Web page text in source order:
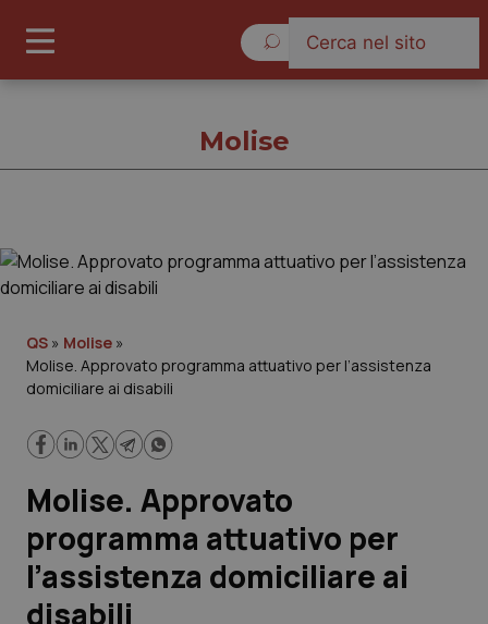
Governo e Parlamento
Regioni e Asl
Lavoro e Professioni
Scienza e Farmaci
Studi e Analisi
Molise
QS » Molise »
Molise. Approvato programma attuativo per l’assistenza
domiciliare ai disabili
Molise. Approvato
programma attuativo per
l’assistenza domiciliare ai
disabili